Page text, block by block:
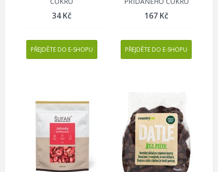
34Kč
PŘEJDĚTE DO E-SHOPU
167 Kč
PŘEJDĚTE DO E-SHOPU